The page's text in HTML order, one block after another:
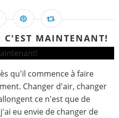
C'EST MAINTENANT!
qu'il commence à faire
Changer d'air, changer
ce n'est que de
eu envie de changer de